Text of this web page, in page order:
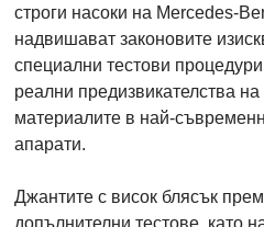
строги насоки на Mercedes-
надвишават законовите
специални тестови
реални предизвикателства
материалите в най-
апарати.
Джантите с висок блясък